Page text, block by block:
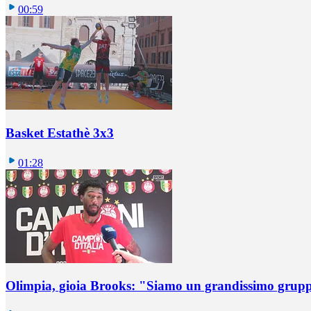
00:59
Basket Estathè 3x3
01:28
Olimpia, gioia Brooks: "Siamo un grandissimo